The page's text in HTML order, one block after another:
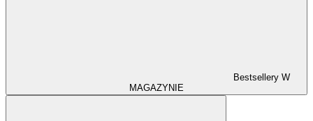
Bestsellery W
MAGAZYNIE